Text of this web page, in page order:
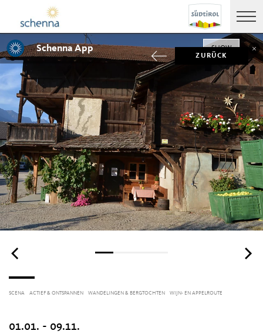
ZURÜCK
SCENA ACTIEF & ONTSPANNEN WANDELINGEN & BERGTOCHTEN WIJN- EN APPELROUTE
01.01. - 09.11.
Schenna App SHOW